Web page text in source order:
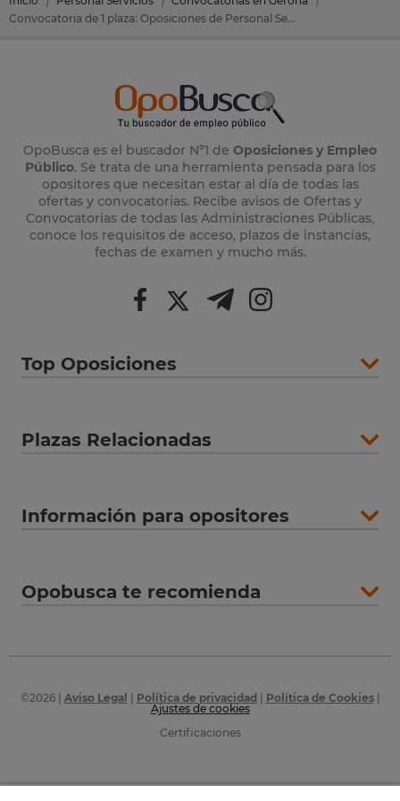
Convocatoria de 1 plaza: Oposiciones de Personal Servicios en Sant Antoni De Calonge (Gerona)
OpoBusca es el buscador Nº1 de Oposiciones y Empleo
Público. Se trata de una herramienta pensada para los
opositores que necesitan estar al día de todas las
ofertas y convocatorias. Recibe avisos de Ofertas y
Convocatorias de todas las Administraciones Públicas,
conoce los requisitos de acceso, plazos de instancias,
fechas de examen y mucho más.
Top Oposiciones
Plazas Relacionadas
Información para opositores
Opobusca te recomienda
©2026| Aviso Legal Política de privacidad Política de Cookies|
Ajustes de cookies
Certificaciones